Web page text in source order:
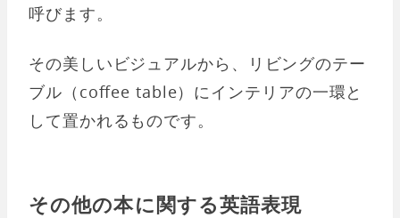
呼びます。
その美しいビジュアルから、リビングのテー
ブル（coffee table）にインテリアの一環と
して置かれるものです。
その他の本に関する英語表現